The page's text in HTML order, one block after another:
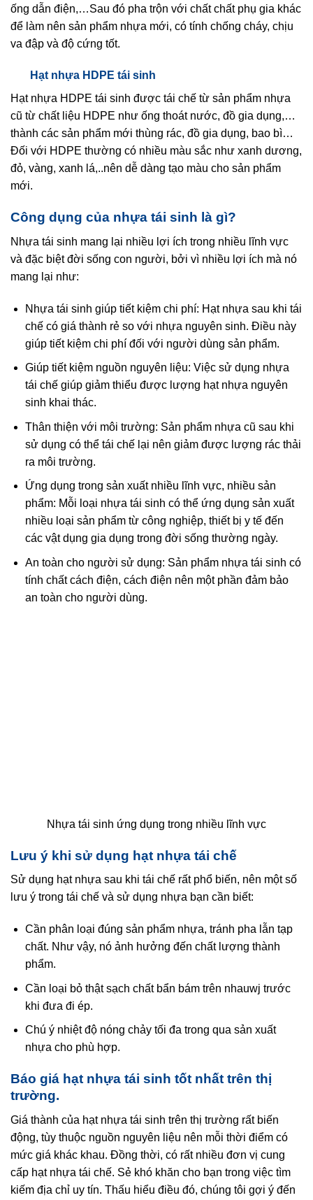
ống dẫn điện,…Sau đó pha trộn với chất chất phụ gia khác
để làm nên sản phẩm nhựa mới, có tính chống cháy, chịu
va đập và độ cứng tốt.
Hạt nhựa HDPE tái sinh
Hạt nhựa HDPE tái sinh được tái chế từ sản phẩm nhựa
cũ từ chất liệu HDPE như ống thoát nước, đồ gia dụng,…
thành các sản phẩm mới thùng rác, đồ gia dụng, bao bì…
Đối với HDPE thường có nhiều màu sắc như xanh dương,
đỏ, vàng, xanh lá,..nên dễ dàng tạo màu cho sản phẩm
mới.
Công dụng của nhựa tái sinh là gì?
Nhựa tái sinh mang lại nhiều lợi ích trong nhiều lĩnh vực
và đặc biệt đời sống con người, bởi vì nhiều lợi ích mà nó
mang lại như:
Nhựa tái sinh giúp tiết kiệm chi phí: Hạt nhựa sau khi tái
chế có giá thành rẻ so với nhựa nguyên sinh. Điều này
giúp tiết kiệm chi phí đối với người dùng sản phẩm.
Giúp tiết kiệm nguồn nguyên liệu: Việc sử dụng nhựa
tái chế giúp giảm thiểu được lượng hạt nhựa nguyên
sinh khai thác.
Thân thiện với môi trường: Sản phẩm nhựa cũ sau khi
sử dụng có thể tái chế lại nên giảm được lượng rác thải
ra môi trường.
Ứng dụng trong sản xuất nhiều lĩnh vực, nhiều sản
phẩm: Mỗi loại nhựa tái sinh có thể ứng dụng sản xuất
nhiều loại sản phẩm từ công nghiệp, thiết bị y tế đến
các vật dụng gia dụng trong đời sống thường ngày.
An toàn cho người sử dụng: Sản phẩm nhựa tái sinh có
tính chất cách điện, cách điện nên một phần đảm bảo
an toàn cho người dùng.
Nhựa tái sinh ứng dụng trong nhiều lĩnh vực
Lưu ý khi sử dụng hạt nhựa tái chế
Sử dụng hạt nhựa sau khi tái chế rất phổ biến, nên một số
lưu ý trong tái chế và sử dụng nhựa bạn cần biết:
Cần phân loại đúng sản phẩm nhựa, tránh pha lẫn tạp
chất. Như vậy, nó ảnh hưởng đến chất lượng thành
phẩm.
Cần loại bỏ thật sạch chất bẩn bám trên nhauwj trước
khi đưa đi ép.
Chú ý nhiệt độ nóng chảy tối đa trong qua sản xuất
nhựa cho phù hợp.
Báo giá hạt nhựa tái sinh tốt nhất trên thị
trường.
Giá thành của hạt nhựa tái sinh trên thị trường rất biến
động, tùy thuộc nguồn nguyên liệu nên mỗi thời điểm có
mức giá khác khau. Đồng thời, có rất nhiều đơn vị cung
cấp hạt nhựa tái chế. Sẻ khó khăn cho bạn trong việc tìm
kiếm địa chỉ uy tín. Thấu hiểu điều đó, chúng tôi gợi ý đến